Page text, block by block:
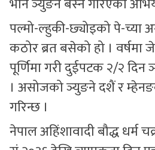
भनि ञ्युङने बस्ने गरिएको
पल्मो-ल्हुकी-छ्योइको पे-च्या
कठोर ब्रत बसेको हो । वर्षमा
पूर्णिमा गरी दुईपटक २/२
। असोजको ञ्युङने दशैं र
गरिन्छ ।
नेपाल अहिंशावादी बौद्ध धर्म